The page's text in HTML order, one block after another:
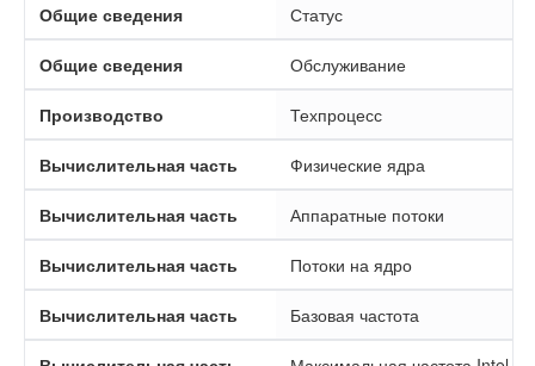
Общие сведения Статус
Общие сведения Обслуживание
Производство Техпроцесс
Вычислительная часть Физические ядра
Вычислительная часть Аппаратные потоки
Вычислительная часть Потоки на ядро
Вычислительная часть Базовая частота